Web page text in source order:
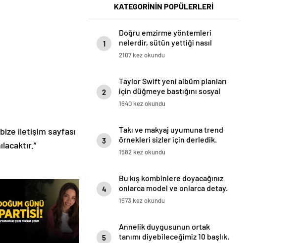
iletişim sayfası
KATEGORİNİN POPÜLERLERİ
1
Doğru emzirme yöntemleri
nelerdir, sütün yettiği nasıl
anlaşılır?
2107 kez okundu
2
Taylor Swift yeni albüm planları
için düğmeye bastığını sosyal
medyadan duyurdu!
1640 kez okundu
3
Takı ve makyaj uyumuna trend
örnekleri sizler için derledik.
1582 kez okundu
4
Bu kış kombinlere doyacağınız
onlarca model ve onlarca detay.
1573 kez okundu
5
Annelik duygusunun ortak
tanımı diyebileceğimiz 10 başlık.